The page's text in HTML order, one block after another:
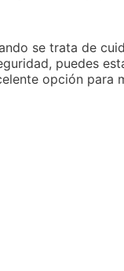
se trata de
puedes
opción para